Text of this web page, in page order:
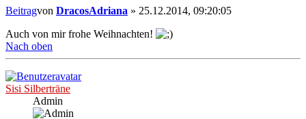
Beitragvon DracosAdriana » 25.12.2014, 09:20:05
Auch von mir frohe Weihnachten!
Nach oben
Sisi Silberträne
Admin